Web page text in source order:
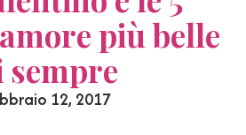
più belle
sempre
12, 2017